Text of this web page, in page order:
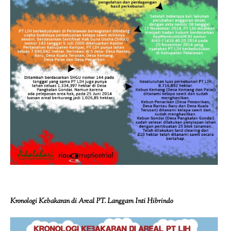
Kronologi Kebakaran di Areal PT. Langgam Inti Hibrindo